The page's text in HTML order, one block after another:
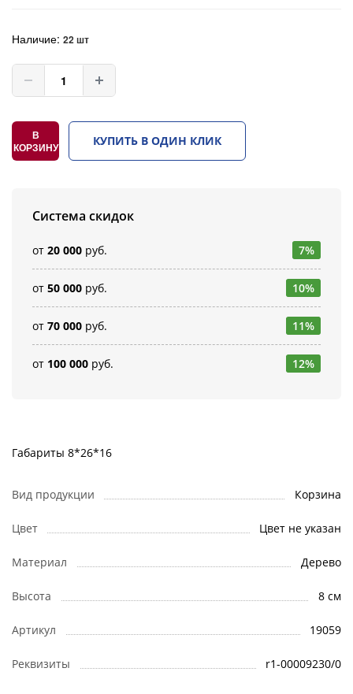
Наличие: 22 шт
В
КОРЗИНУ
КУПИТЬ В ОДИН КЛИК
Система скидок
от 20 000 руб. 7%
от 50 000 руб. 10%
от 70 000 руб. 11%
от 100 000 руб. 12%
Габариты 8*26*16
Вид продукции Корзина
Цвет Цвет не указан
Материал Дерево
Высота 8 см
Артикул 19059
Реквизиты r1-00009230/0